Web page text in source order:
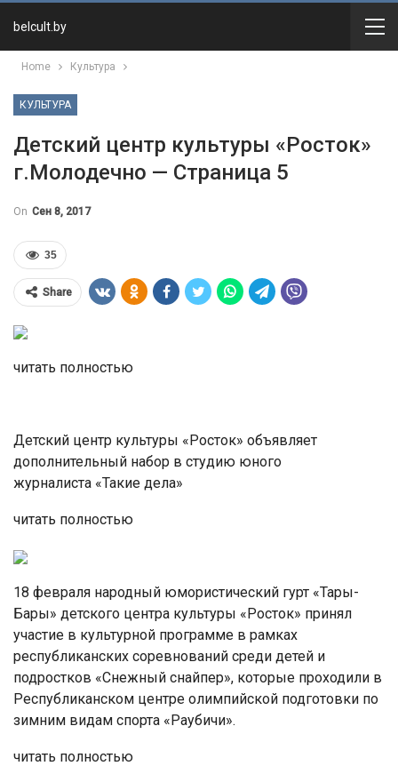
belcult.by
Home Культура
КУЛЬТУРА
Детский центр культуры «Росток»
г.Молодечно — Страница 5
On Сен 8, 2017
35
Share
читать полностью
Детский центр культуры «Росток» объявляет
дополнительный набор в студию юного
журналиста «Такие дела»
читать полностью
18 февраля народный юмористический гурт «Тары-
Бары» детского центра культуры «Росток» принял
участие в культурной программе в рамках
республиканских соревнований среди детей и
подростков «Снежный снайпер», которые проходили в
Республиканском центре олимпийской подготовки по
зимним видам спорта «Раубичи».
читать полностью